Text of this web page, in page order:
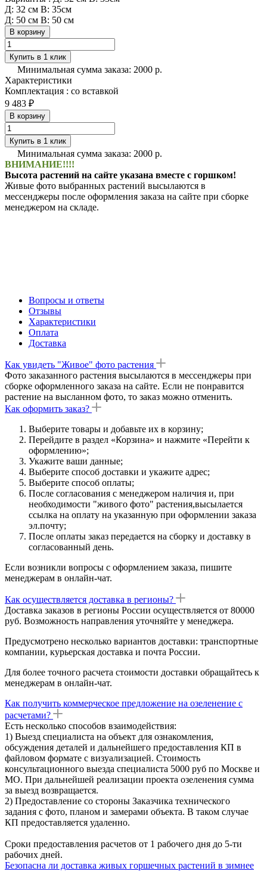
Д: 32 см В: 35см
Д: 50 см В: 50 см
В корзину
Купить в 1 клик
Минимальная сумма заказа: 2000 р.
Характеристики
Комплектация : со вставкой
9 483 ₽
В корзину
Купить в 1 клик
Минимальная сумма заказа: 2000 р.
ВНИМАНИЕ!!!!
Высота растений на сайте указана вместе с горшком!
Живые фото выбранных растений высылаются в
мессенджеры после оформления заказа на сайте при сборке
менеджером на складе.
Вопросы и ответы
Отзывы
Характеристики
Оплата
Доставка
Как увидеть "Живое" фото растения
Фото заказанного растения высылаются в мессенджеры при
сборке оформленного заказа на сайте. Если не понравится
растение на высланном фото, то заказ можно отменить.
Как оформить заказ?
Выберите товары и добавьте их в корзину;
Перейдите в раздел «Корзина» и нажмите «Перейти к
оформлению»;
Укажите ваши данные;
Выберите способ доставки и укажите адрес;
Выберите способ оплаты;
После согласования с менеджером наличия и, при
необходимости "живого фото" растения,высылается
ссылка на оплату на указанную при оформлении заказа
эл.почту;
После оплаты заказ передается на сборку и доставку в
согласованный день.
Если возникли вопросы с оформлением заказа, пишите
менеджерам в онлайн-чат.
Как осуществляется доставка в регионы?
Доставка заказов в регионы России осуществляется от 80000
руб. Возможность направления уточняйте у менеджера.
Предусмотрено несколько вариантов доставки: транспортные
компании, курьерская доставка и почта России.
Для более точного расчета стоимости доставки обращайтесь к
менеджерам в онлайн-чат.
Как получить коммерческое предложение на озеленение с
расчетами?
Есть несколько способов взаимодействия:
1) Выезд специалиста на объект для ознакомления,
обсуждения деталей и дальнейшего предоставления КП в
файловом формате с визуализацией. Стоимость
консультационного выезда специалиста 5000 руб по Москве и
МО. При дальнейшей реализации проекта озеленения сумма
за выезд возвращается.
2) Предоставление со стороны Заказчика технического
задания с фото, планом и замерами объекта. В таком случае
КП предоставляется удаленно.
Сроки предоставления расчетов от 1 рабочего дня до 5-ти
рабочих дней.
Безопасна ли доставка живых горшечных растений в зимнее